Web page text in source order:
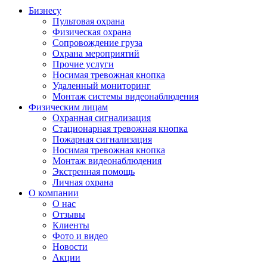
Бизнесу
Пультовая охрана
Физическая охрана
Сопровождение груза
Охрана мероприятий
Прочие услуги
Носимая тревожная кнопка
Удаленный мониторинг
Монтаж системы видеонаблюдения
Физическим лицам
Охранная сигнализация
Стационарная тревожная кнопка
Пожарная сигнализация
Носимая тревожная кнопка
Монтаж видеонаблюдения
Экстренная помощь
Личная охрана
О компании
О нас
Отзывы
Клиенты
Фото и видео
Новости
Акции